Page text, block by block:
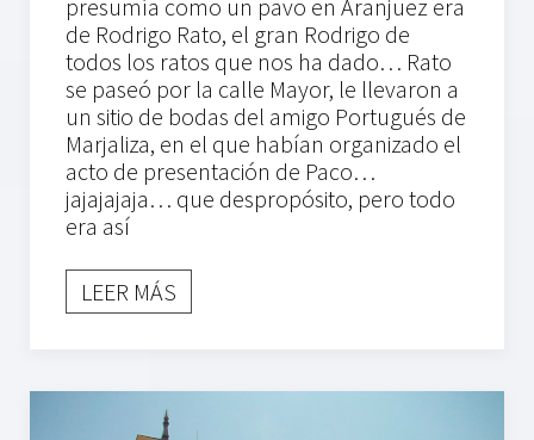
presumía como un pavo en Aranjuez era
de Rodrigo Rato, el gran Rodrigo de
todos los ratos que nos ha dado… Rato
se paseó por la calle Mayor, le llevaron a
un sitio de bodas del amigo Portugués de
Marjaliza, en el que habían organizado el
acto de presentación de Paco…
jajajajaja… que despropósito, pero todo
era así
LEER MÁS